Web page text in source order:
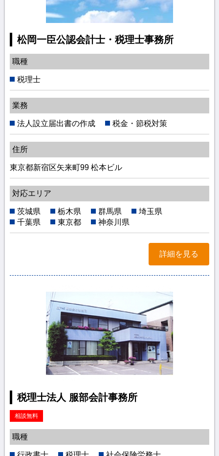
松岡一臣公認会計士・税理士事務所
職種
税理士
業務
法人設立届出書の作成 税金・節税対策
住所
東京都新宿区矢来町99 松本ビル
対応エリア
茨城県 栃木県 群馬県
埼玉県
千葉県
東京都 神奈川県
詳細を見る
税理士法人 服部会計事務所
相談無料
職種